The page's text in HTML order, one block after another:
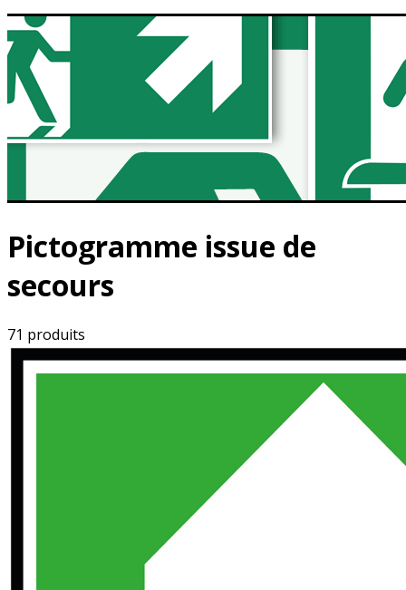
Pictogramme issue de
secours
71 produits